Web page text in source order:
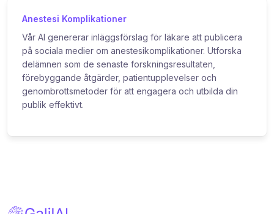
Anestesi Komplikationer
Vår AI genererar inläggsförslag för läkare att publicera
på sociala medier om anestesikomplikationer. Utforska
delämnen som de senaste forskningsresultaten,
förebyggande åtgärder, patientupplevelser och
genombrottsmetoder för att engagera och utbilda din
publik effektivt.